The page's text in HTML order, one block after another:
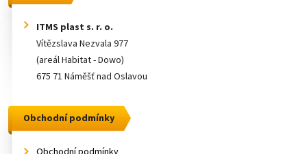
ITMS plast s. r. o.
Vítězslava Nezvala 977
(areál Habitat - Dowo)
675 71 Náměšť nad Oslavou
Obchodní podmínky
Obchodní podmínky